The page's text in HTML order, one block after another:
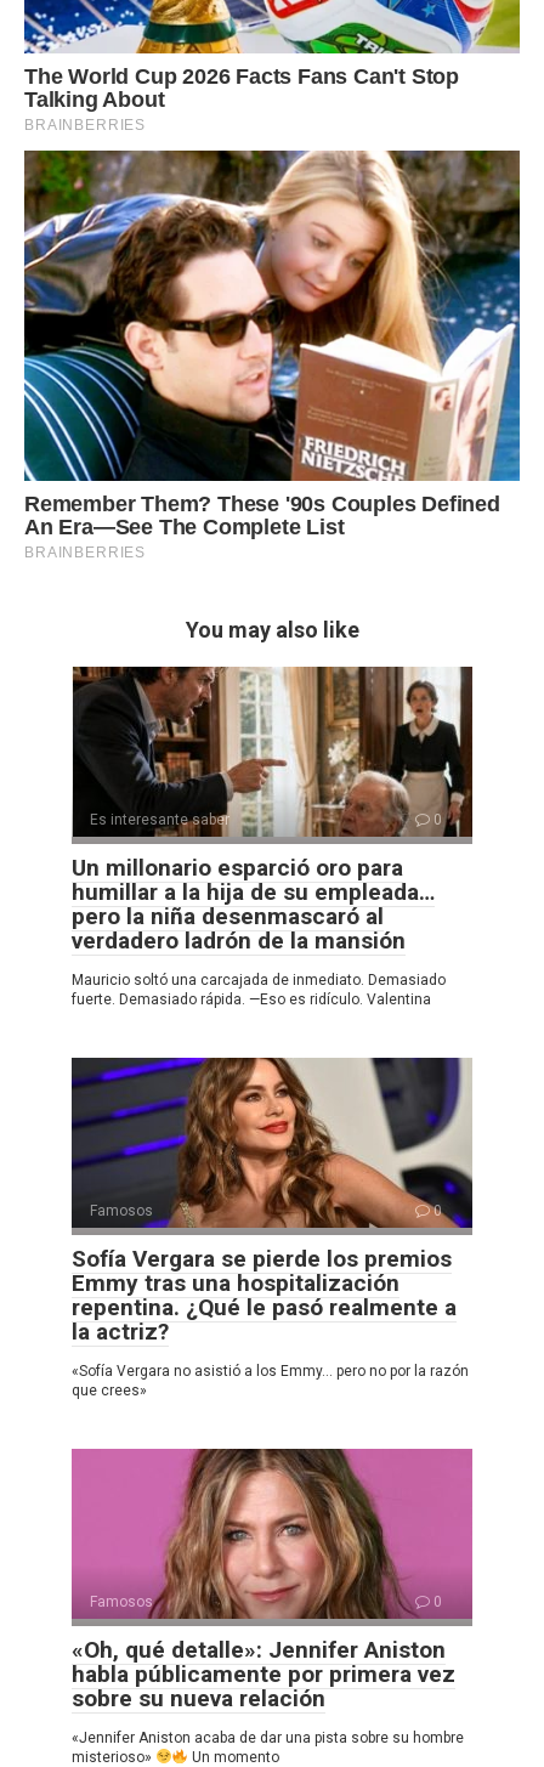
You may also like
Es interesante saber 0
Un millonario esparció oro para
humillar a la hija de su empleada…
pero la niña desenmascaró al
verdadero ladrón de la mansión
Mauricio soltó una carcajada de inmediato. Demasiado
fuerte. Demasiado rápida. —Eso es ridículo. Valentina
Famosos 0
Sofía Vergara se pierde los premios
Emmy tras una hospitalización
repentina. ¿Qué le pasó realmente a
la actriz?
«Sofía Vergara no asistió a los Emmy… pero no por la razón
que crees»
Famosos 0
«Oh, qué detalle»: Jennifer Aniston
habla públicamente por primera vez
sobre su nueva relación
«Jennifer Aniston acaba de dar una pista sobre su hombre
misterioso»
Un momento